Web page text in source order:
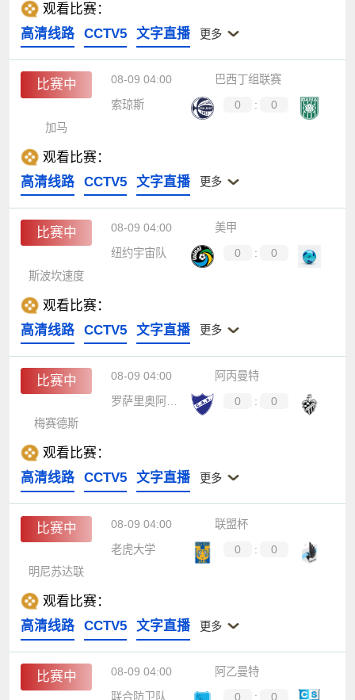
观看比赛：
高清线路
CCTV5 文字直播 更多
比赛中 08-09 04:00
巴西丁组联赛
索琼斯
0 :
0
加马
观看比赛：
高清线路
CCTV5 文字直播 更多
比赛中 08-09 04:00
美甲
纽约宇宙队
0 :
0
斯波坎速度
观看比赛：
高清线路
CCTV5 文字直播 更多
比赛中 08-09 04:00
阿丙曼特
0 :
0
梅赛德斯
观看比赛：
高清线路
CCTV5 文字直播 更多
比赛中 08-09 04:00
联盟杯
老虎大学
0 :
0
明尼苏达联
观看比赛：
高清线路
CCTV5 文字直播 更多
比赛中 08-09 04:00
阿乙曼特
联合防卫队
0 : 0